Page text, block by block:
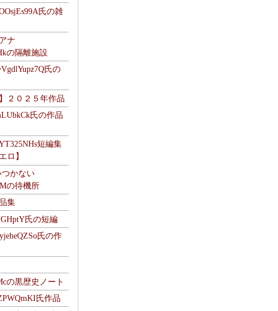
氏の雑
ナ
の隔離施設
氏の
２０２５年作品
氏の作品
短編集
ロ】
つかない
の待機所
集
氏の短編
氏の作
の黒歴史ノート
氏作品